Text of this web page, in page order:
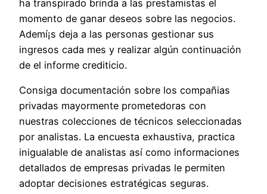
ha transpirado brinda a las prestamistas el
momento de ganar deseos sobre las negocios.
Ademí¡s deja a las personas gestionar sus
ingresos cada mes y realizar algún continuación
de el informe crediticio.
Consiga documentación sobre los compañias
privadas mayormente prometedoras con
nuestras colecciones de técnicos seleccionadas
por analistas. La encuesta exhaustiva, practica
inigualable de analistas así­ como informaciones
detallados de empresas privadas le permiten
adoptar decisiones estratégicas seguras.